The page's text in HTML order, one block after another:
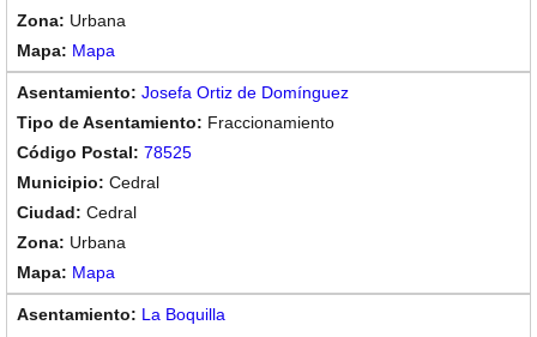
Urbana
Mapa
Josefa Ortiz de Domínguez
Fraccionamiento
78525
Cedral
Cedral
Urbana
Mapa
La Boquilla